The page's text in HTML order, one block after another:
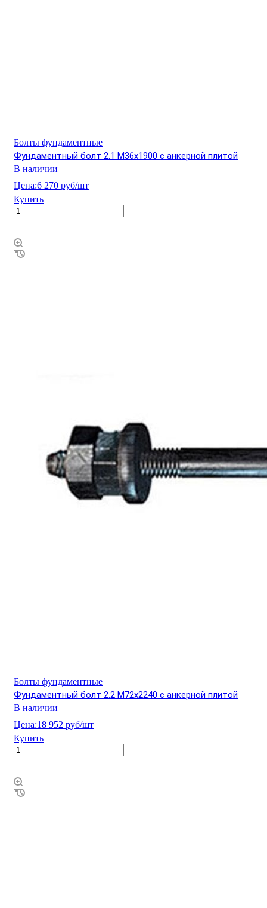
Болты фундаментные
Фундаментный болт 2.1 М36х1900 с анкерной плитой
В наличии
Цена:6 270 руб/шт
Купить
Болты фундаментные
Фундаментный болт 2.2 М72х2240 с анкерной плитой
В наличии
Цена:18 952 руб/шт
Купить